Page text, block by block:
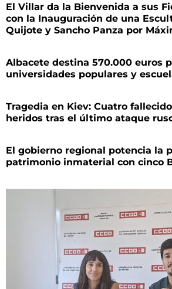
El Villar da la Bienvenida a sus
con la Inauguración de una
Quijote y Sancho Panza por
Albacete destina 570.000 euros
universidades populares y
Tragedia en Kiev: Cuatro
heridos tras el último ataque
El gobierno regional potencia la
patrimonio inmaterial con cinco